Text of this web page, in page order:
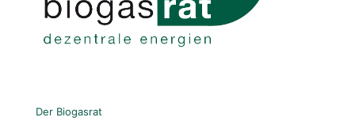
Der Biogasrat